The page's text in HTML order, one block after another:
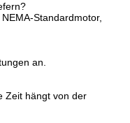
Standardmotor,
an.
Zeit hängt von der